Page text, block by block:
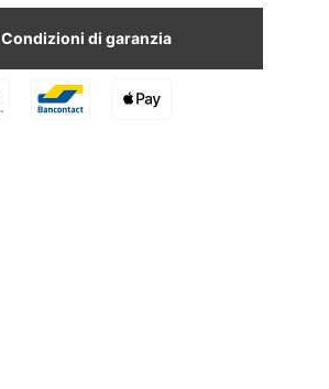
Condizioni di garanzia